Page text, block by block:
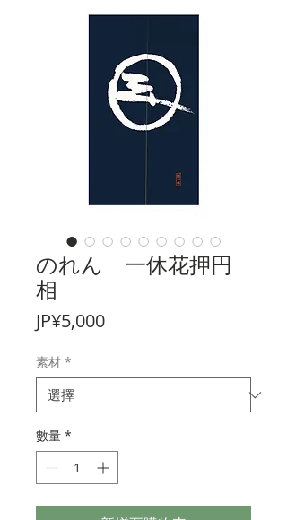
のれん 一休花押円
相
JP¥5,000價格
素材 *
數量 *